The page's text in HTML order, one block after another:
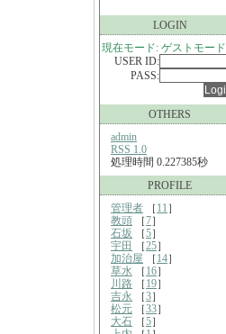
LOGIN
現在モード: ゲストモード
USER ID:
PASS:
OTHERS
admin
RSS 1.0
処理時間 0.227385秒
PROFILE
管理者 ［ 11 ］
教頭 ［7］
石坂 ［5］
宇田
［25］
加治屋 ［ 14］
草水 ［ 16］
川路 ［ 19］
吉永 ［3］
松元 ［33］
大石 ［5］